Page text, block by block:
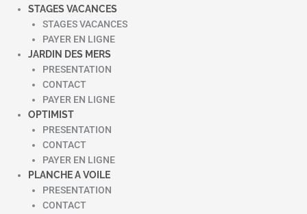
STAGES VACANCES
STAGES VACANCES
PAYER EN LIGNE
JARDIN DES MERS
PRESENTATION
CONTACT
PAYER EN LIGNE
OPTIMIST
PRESENTATION
CONTACT
PAYER EN LIGNE
PLANCHE A VOILE
PRESENTATION
CONTACT